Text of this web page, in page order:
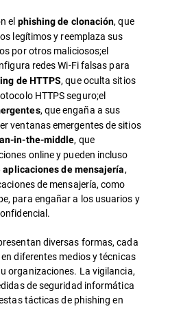
el phishing de clonación, que
legítimos y reemplaza sus
por otros maliciosos;el
redes Wi-Fi falsas para
de HTTPS, que oculta sitios
HTTPS seguro;el
, que engaña a sus
ventanas emergentes de sitios
in-the-middle, que
online y pueden incluso
aplicaciones de mensajería,
de mensajería, como
para engañar a los usuarios y
diversas formas, cada
diferentes medios y técnicas
organizaciones. La vigilancia,
de seguridad informática
tácticas de phishing en